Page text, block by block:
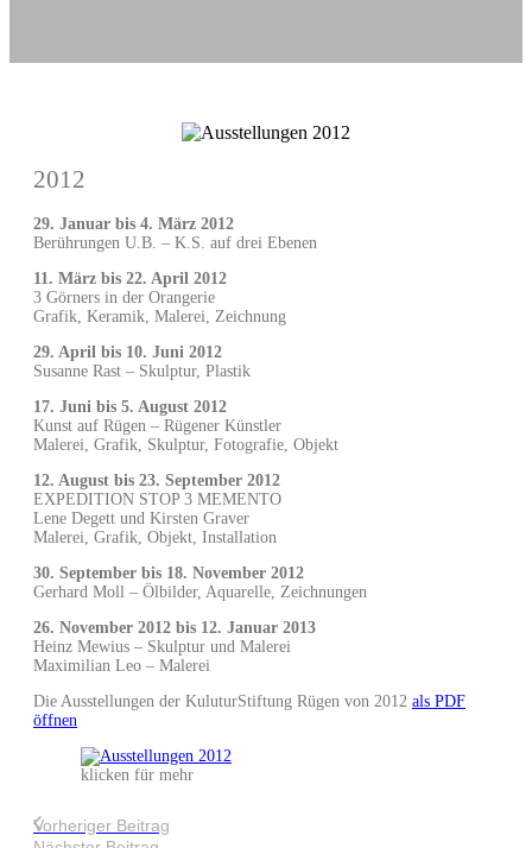
2012
29. Januar bis 4. März 2012
Berührungen U.B. – K.S. auf drei Ebenen
11. März bis 22. April 2012
3 Görners in der Orangerie
Grafik, Keramik, Malerei, Zeichnung
29. April bis 10. Juni 2012
Susanne Rast – Skulptur, Plastik
17. Juni bis 5. August 2012
Kunst auf Rügen – Rügener Künstler
Malerei, Grafik, Skulptur, Fotografie, Objekt
12. August bis 23. September 2012
EXPEDITION STOP 3 MEMENTO
Lene Degett und Kirsten Graver
Malerei, Grafik, Objekt, Installation
30. September bis 18. November 2012
Gerhard Moll – Ölbilder, Aquarelle, Zeichnungen
26. November 2012 bis 12. Januar 2013
Heinz Mewius – Skulptur und Malerei
Maximilian Leo – Malerei
Die Ausstellungen der KuluturStiftung Rügen von 2012 als PDF
öffnen
klicken für mehr
Vorheriger Beitrag